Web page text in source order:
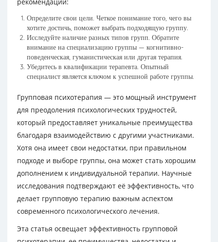
Определите свои цели. Четкое понимание того, чего вы
хотите достичь, поможет выбрать подходящую группу.
Исследуйте наличие разных типов групп. Обратите
внимание на специализацию группы — когнитивно-
поведенческая, гуманистическая или другая терапия.
Убедитесь в квалификации терапевта. Опытный
специалист является ключом к успешной работе группы.
Групповая психотерапия — это мощный инструмент
для преодоления психологических трудностей,
который предоставляет уникальные преимущества
благодаря взаимодействию с другими участниками.
Хотя она имеет свои недостатки, при правильном
подходе и выборе группы, она может стать хорошим
дополнением к индивидуальной терапии. Научные
исследования подтверждают её эффективность, что
делает групповую терапию важным аспектом
современного психологического лечения.
Эта статья освещает эффективность групповой